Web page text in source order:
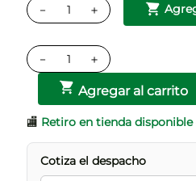
＋
－
＋
－
Agregar al carrito
🏬 Retiro en tienda disponible
Cotiza el despacho